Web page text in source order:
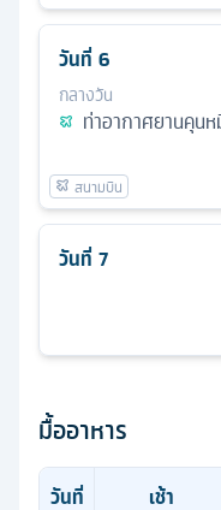
วันที่ 6
กลางวัน
ท่าอากาศยานคุน
วันที่ 7
มื้ออาหาร
วันที่ เช้า